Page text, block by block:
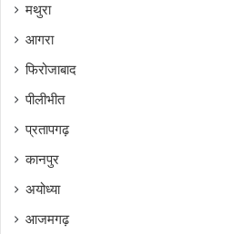
मथुरा
आगरा
फिरोजाबाद
पीलीभीत
प्रतापगढ़
कानपुर
अयोध्या
आजमगढ़